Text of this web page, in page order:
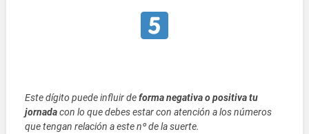
Este dígito puede influir deforma negativa o positiva tu
jornadacon lo que debes estar con atención a los números
que tengan relación a este nº de la suerte.